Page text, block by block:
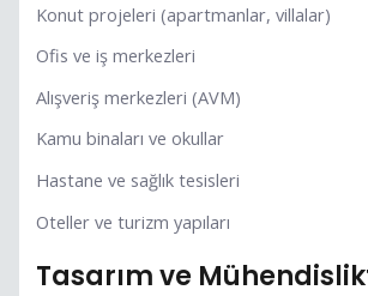
Konut projeleri (apartmanlar, villalar)
Ofis ve iş merkezleri
Alışveriş merkezleri (AVM)
Kamu binaları ve okullar
Hastane ve sağlık tesisleri
Oteller ve turizm yapıları
Tasarım ve